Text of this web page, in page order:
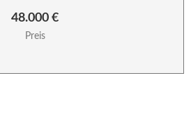
48.000 €
Preis